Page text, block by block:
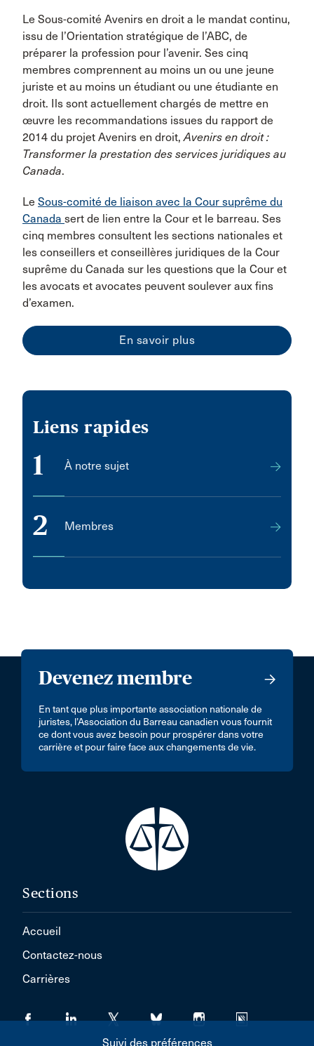
Le Sous-comité Avenirs en droit a le mandat continu,
issu de l’Orientation stratégique de l’ABC, de
préparer la profession pour l’avenir. Ses cinq
membres comprennent au moins un ou une jeune
juriste et au moins un étudiant ou une étudiante en
droit. Ils sont actuellement chargés de mettre en
œuvre les recommandations issues du rapport de
2014 du projet Avenirs en droit,Avenirs en droit :
Transformer la prestation des services juridiques au
Canada.
Le Sous-comité de liaison avec la Cour suprême du
Canada sert de lien entre la Cour et le barreau. Ses
cinq membres consultent les sections nationales et
les conseillers et conseillères juridiques de la Cour
suprême du Canada sur les questions que la Cour et
les avocats et avocates peuvent soulever aux fins
d’examen.
En savoir plus
Liens rapides
1 À notre sujet
2 Membres
Devenez membre
En tant que plus importante association nationale de
juristes, l’Association du Barreau canadien vous fournit
ce dont vous avez besoin pour prospérer dans votre
carrière et pour faire face aux changements de vie.
Sections
Accueil
Contactez-nous
Carrières
Suivi des préférences